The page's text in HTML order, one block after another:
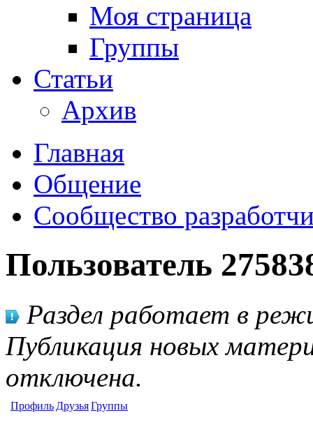
Моя страница
Группы
Статьи
Архив
Главная
Общение
Сообщество
Пользователь
Раздел работает в
Публикация новых
отключена.
Профиль ДрузьяГруппы